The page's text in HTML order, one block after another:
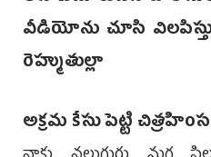
వీడియోను చూసి
రెహ్ముతుల్లా
అక్రమ కేసు పెట్టి